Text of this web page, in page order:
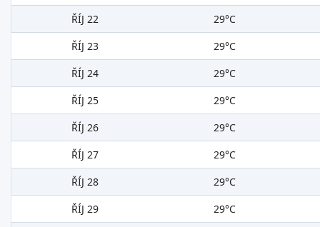
ŘÍJ 22
29°C
ŘÍJ 23
29°C
ŘÍJ 24
29°C
ŘÍJ 25
29°C
ŘÍJ 26
29°C
ŘÍJ 27
29°C
ŘÍJ 28
29°C
ŘÍJ 29
29°C